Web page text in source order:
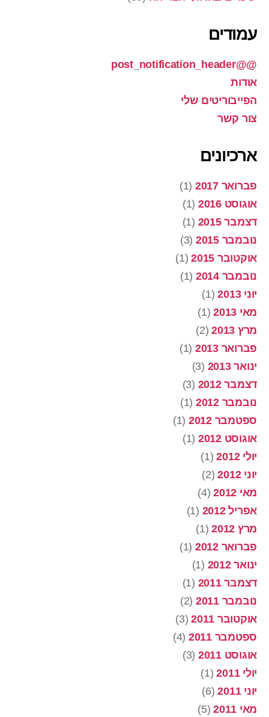
עמודים
@@post_notification_header
אודות
הפייבוריטים שלי
צור קשר
ארכיונים
פברואר 2017
(1)
אוגוסט 2016
(1)
דצמבר 2015
(1)
נובמבר 2015
(3)
אוקטובר 2015
(1)
נובמבר 2014
(1)
יוני 2013
(1)
מאי 2013
(1)
מרץ 2013
(2)
פברואר 2013
(1)
ינואר 2013
(3)
דצמבר 2012
(3)
נובמבר 2012
(1)
ספטמבר 2012
(1)
אוגוסט 2012
(1)
יולי 2012
(1)
יוני 2012
(2)
מאי 2012
(4)
אפריל 2012
(1)
מרץ 2012
(1)
פברואר 2012
(1)
ינואר 2012
(1)
דצמבר 2011
(1)
נובמבר 2011
(2)
אוקטובר 2011
(3)
ספטמבר 2011
(4)
אוגוסט 2011
(3)
יולי 2011
(1)
יוני 2011
(6)
מאי 2011
(5)